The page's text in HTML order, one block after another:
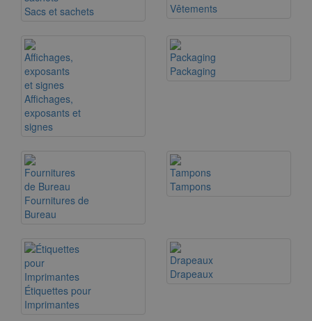
Sacs et sachets Vêtements
Affichages,
exposants et
signes
Packaging
Fournitures de
Bureau
Tampons
Étiquettes pour
Imprimantes
Drapeaux